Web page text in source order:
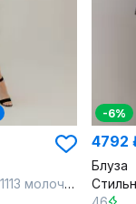
молочный
-6%
4792
Блуза